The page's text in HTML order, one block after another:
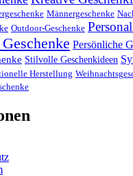
Männergeschenke
Outdoor-Geschenke
Persönliche
Stilvolle Geschenkideen
Herstellung